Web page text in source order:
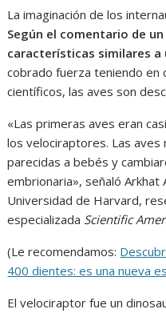
La imaginación de los
Según el comentario de
características similares a
cobrado fuerza teniendo en
científicos, las aves son
«Las primeras aves eran
los velociraptores. Las aves
parecidas a bebés y
embrionaria», señaló Arkhat
Universidad de Harvard,
especializada Scientific
(Le recomendamos:
400 dientes: es una nueva
El velociraptor fue un